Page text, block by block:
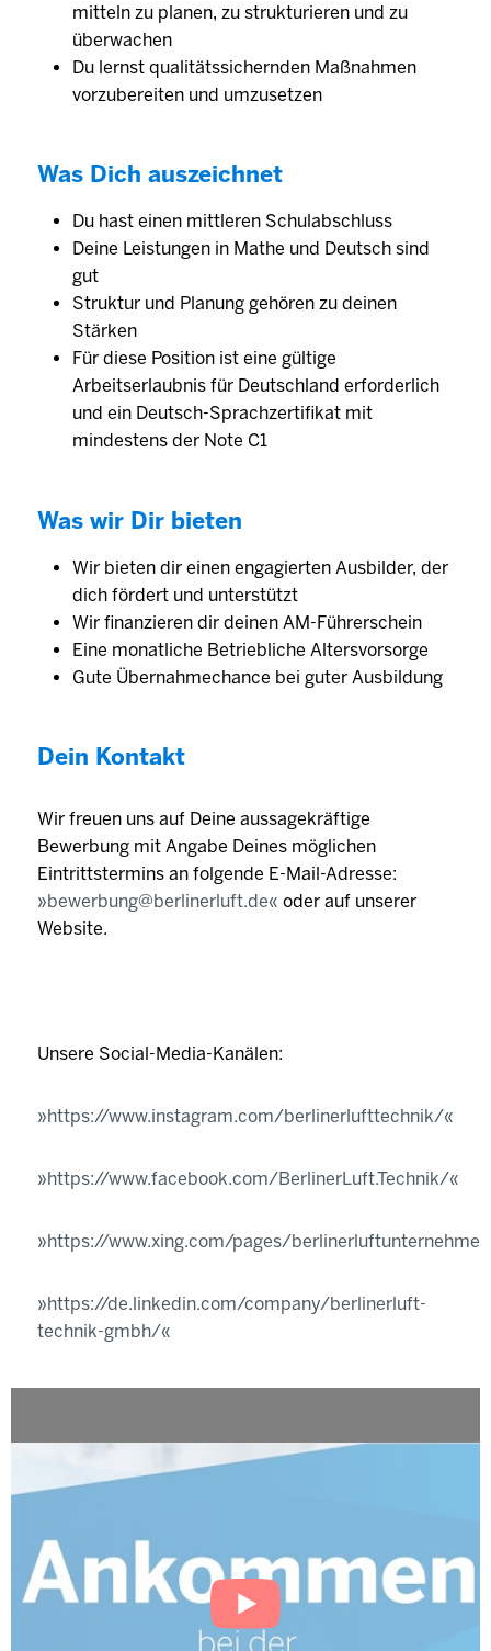
mitteln zu planen, zu strukturieren und zu
überwachen
Du lernst qualitäts­sichernden Maß­nahmen
vorzubereiten und umzusetzen
Was Dich auszeichnet
Du hast einen mittleren Schulabschluss
Deine Leis­tungen in Mathe und Deutsch sind
gut
Struktur und Planung gehören zu deinen
Stärken
Für diese Position ist eine gültige
Arbeitserlaubnis für Deutschland erforderlich
und ein Deutsch-Sprachzertifikat mit
mindestens der Note C1
Was wir Dir bieten
Wir bieten dir einen engagierten Aus­bilder, der
dich fördert und unter­stützt
Wir finanzieren dir deinen AM-Führerschein
Eine monat­liche Betrieb­liche Alters­vorsorge
Gute Übernahmechance bei guter Ausbildung
Dein Kontakt
Wir freuen uns auf Deine aussagekräftige
Bewerbung mit Angabe Deines möglichen
Eintrittstermins an folgende E-Mail-Adresse:
bewerbung@berlinerluft.de
oder auf unserer
Website.
Unsere Social-Media-Kanälen:
https://www.instagram.com/berlinerlufttechnik/
https://www.facebook.com/BerlinerLuft.Technik/
https://www.xing.com/pages/
https://de.linkedin.com/company/berlinerluft-
technik-gmbh/